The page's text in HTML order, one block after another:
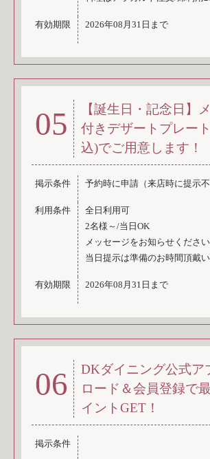
有効期限 2026年08月31日まで
05
【誕生日・記念日】
付きデザートプレー
込)でご用意します！
掲示条件 予約時に申請（来店時に提示不
利用条件
全日利用可
2名様～/当日OK
メッセージをお知らせください
当日提示は準備のお時間頂戴
有効期限 2026年08月31日まで
06
DKダイニング公式ア
ロード＆会員登録で
イントGET！
掲示条件